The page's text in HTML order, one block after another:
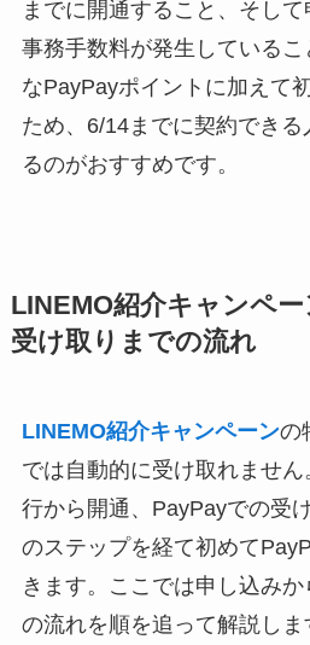
までに開通すること、そし
事務手数料が発生している
なPayPayポイントに加えて
ため、6/14までに契約でき
るのがおすすめです。
LINEMO紹介キャンペ
受け取りまでの流れ
LINEMO紹介キャンペーンの
では自動的に受け取れませ
行から開通、PayPayでの受
のステップを経て初めて
きます。ここでは申し込み
の流れを順を追って解説しま